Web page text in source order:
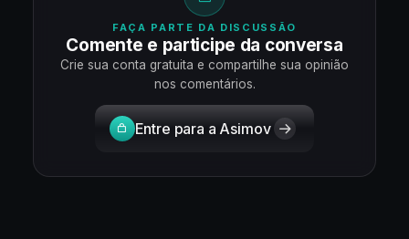
FAÇA PARTE DA DISCUSSÃO
Comente e participe da conversa
Crie sua conta gratuita e compartilhe sua opinião
nos comentários.
Entre para a Asimov